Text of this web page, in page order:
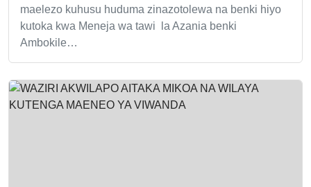
maelezo kuhusu huduma zinazotolewa na benki hiyo
kutoka kwa Meneja wa tawi la Azania benki
Ambokile…